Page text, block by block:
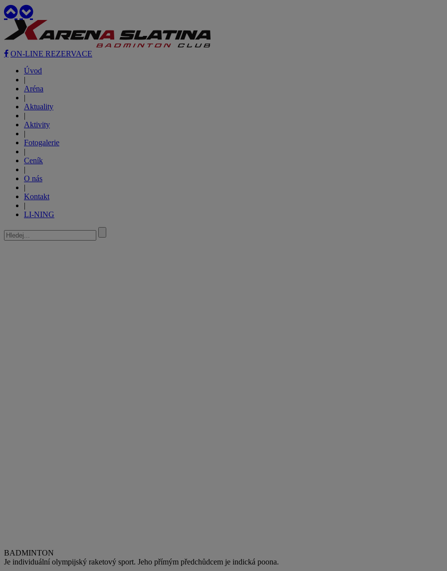
ON-LINE REZERVACE
Úvod
|
Aréna
|
Aktuality
|
Aktivity
|
Fotogalerie
|
Ceník
|
O nás
|
Kontakt
|
LI-NING
BADMINTON
Je individuální olympijský raketový sport. Jeho přímým předchůdcem je indická poona.